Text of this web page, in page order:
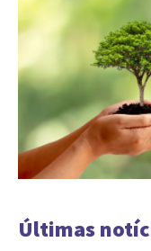
Últimas